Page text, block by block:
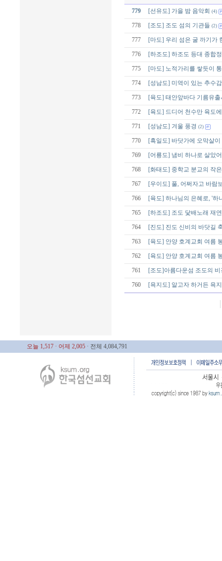
779 [선유도] 가을 밤 음악회 (4)
778 [조도] 조도 섬의 기관들 (2)
777 [마도] 우리 섬은 굴 까기가
776 [하조도] 하조도 등대 종합
775 [마도] 노적가리를 쌓듯이
774 [성남도] 미역이 있는 추수
773 [육도] 태안앞바다 기름유
772 [육도] 드디어 천수만 육도
771 [성남도] 겨울 풍경 (2)
770 [흑일도] 바닷가에 오막살이
769 [어룡도] 냄비 하나로 살았
768 [화태도] 중학교 분교의 작
767 [우이도] 풀, 어쩌자고 바람
766 [육도] 하나님의 은혜로, '하
765 [하조도] 조도 닻배노래 재
764 [진도] 진도 신비의 바닷길
763 [육도] 안양 호계교회 여름
762 [육도] 안양 호계교회 여름
761 [조도]아름다운섬 조도의 비
760 [욕지도] 알고자 하거든 욕
오늘 1,517 · 어제 2,005 · 전체 4,084,791